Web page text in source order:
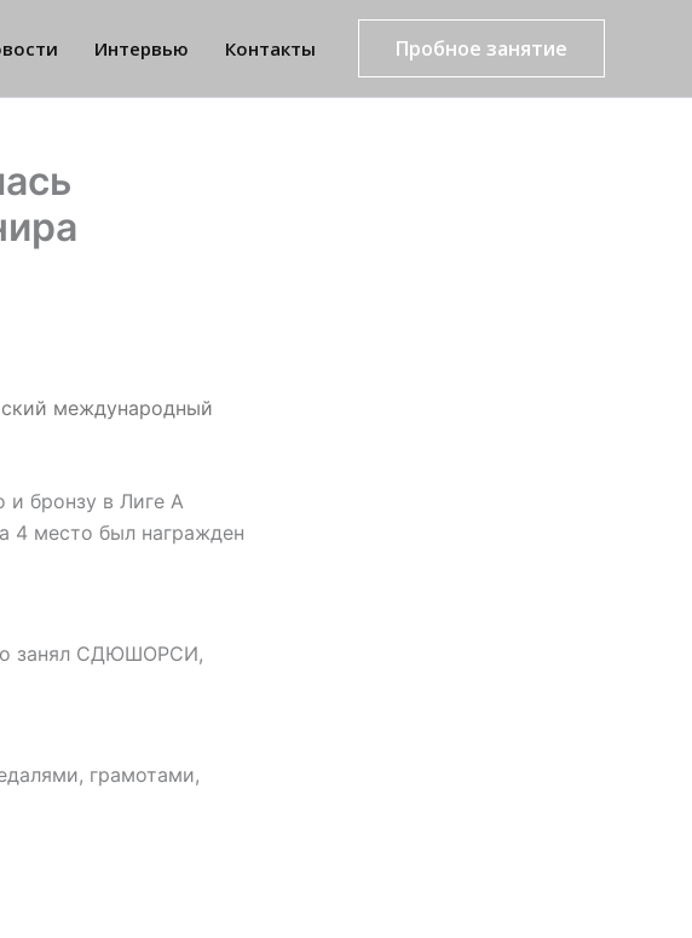
Интервью Контакты Пробное занятие
международный
и бронзу в Лиге А
4 место был награжден
занял СДЮШОРСИ,
грамотами,